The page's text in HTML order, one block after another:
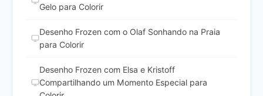
Gelo para Colorir
Desenho Frozen com o Olaf Sonhando na Praia
para Colorir
Desenho Frozen com Elsa e Kristoff
Compartilhando um Momento Especial para